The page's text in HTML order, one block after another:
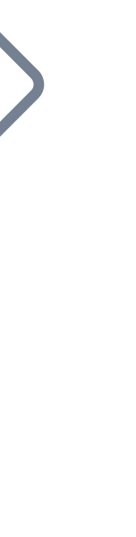
entreprise et
et
service